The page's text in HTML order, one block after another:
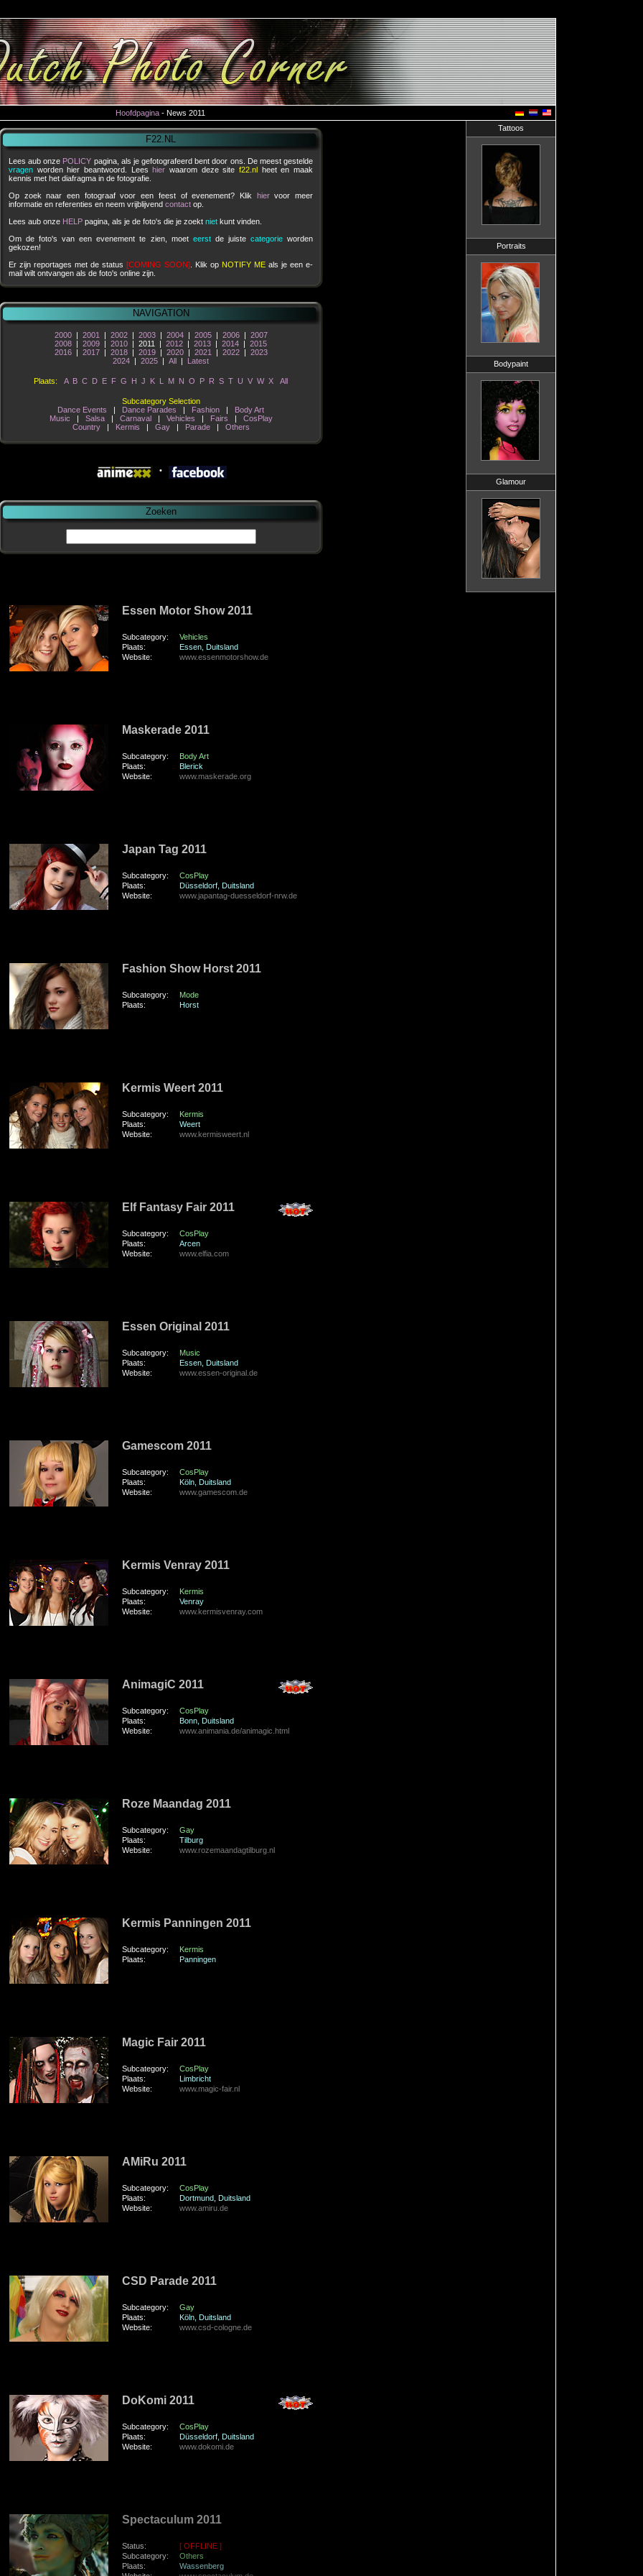
Hoofdpagina- News 2011
Tattoos
Portraits
Bodypaint
Glamour
F22.NL
Lees aub onze POLICY pagina, als je gefotografeerd bent door ons. De meest gestelde
vragen worden hier beantwoord. Leeshier waarom deze sitef22.nl heet en maak
kennis met het diafragma in de fotografie.
Op zoek naar een fotograaf voor een feest of evenement? Klik hiervoor meer
informatie en referenties en neem vrijblijvend contact op.
Lees aub onze HELP pagina, als je de foto's die je zoekt niet kunt vinden.
Om de foto's van een evenement te zien, moet eerstde juiste categorieworden
gekozen!
Er zijn reportages met de status [COMING SOON] . Klik op NOTIFY ME als je een e-
mail wilt ontvangen als de foto's online zijn.
NAVIGATION
2000| 2001 | 2002| 2003| 2004| 2005| 2006| 2007
2008 | 2009 | 2010 | 2011 | 2012 | 2013 | 2014 | 2015
2016| 2017| 2018| 2019| 2020| 2021 | 2022| 2023
2024 | 2025 | All | Latest
Plaats: A B C D E F G H J K L M N O P R S T U V W X All
Subcategory Selection
Dance Events | Dance Parades | Fashion | Body Art
Music | Salsa| Carnaval| Vehicles | Fairs | CosPlay
Country| Kermis | Gay| Parade| Others
•
Zoeken
Essen Motor Show 2011
Subcategory:
Vehicles
Plaats:
Essen, Duitsland
Website:
www.essenmotorshow.de
Maskerade 2011
Subcategory:
Body Art
Plaats:
Blerick
Website:
www.maskerade.org
Japan Tag 2011
Subcategory:
CosPlay
Plaats:
Düsseldorf, Duitsland
Website:
www.japantag-duesseldorf-nrw.de
Fashion Show Horst 2011
Subcategory:
Mode
Plaats:
Horst
Kermis Weert 2011
Subcategory:
Kermis
Plaats:
Weert
Website:
www.kermisweert.nl
Elf Fantasy Fair 2011
Subcategory:
CosPlay
Plaats:
Arcen
Website:
www.elfia.com
Essen Original 2011
Subcategory:
Music
Plaats:
Essen, Duitsland
Website:
www.essen-original.de
Gamescom 2011
Subcategory:
CosPlay
Plaats:
Köln, Duitsland
Website:
www.gamescom.de
Kermis Venray 2011
Subcategory:
Kermis
Plaats:
Venray
Website:
www.kermisvenray.com
AnimagiC 2011
Subcategory:
CosPlay
Plaats:
Bonn, Duitsland
Website:
www.animania.de/animagic.html
Roze Maandag 2011
Subcategory:
Gay
Plaats:
Tilburg
Website:
www.rozemaandagtilburg.nl
Kermis Panningen 2011
Subcategory:
Kermis
Plaats:
Panningen
Magic Fair 2011
Subcategory:
CosPlay
Plaats:
Limbricht
Website:
www.magic-fair.nl
AMiRu 2011
Subcategory:
CosPlay
Plaats:
Dortmund, Duitsland
Website:
www.amiru.de
CSD Parade 2011
Subcategory:
Gay
Plaats:
Köln, Duitsland
Website:
www.csd-cologne.de
DoKomi 2011
Subcategory:
CosPlay
Plaats:
Düsseldorf, Duitsland
Website:
www.dokomi.de
Spectaculum 2011
Status:
[ OFFLINE ]
Subcategory:
Others
Plaats:
Wassenberg